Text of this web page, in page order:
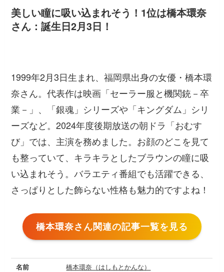
美しい瞳に吸い込まれそう！1位は橋本環奈
さん：誕生日2月3日！
1999年2月3日生まれ、福岡県出身の女優・橋本環
奈さん。代表作は映画「セーラー服と機関銃－卒
業－」、「銀魂」シリーズや「キングダム」シリ
ーズなど。2024年度後期放送の朝ドラ「おむす
び」では、主演を務めました。お顔のどこを見て
も整っていて、キラキラとしたブラウンの瞳に吸
い込まれそう。バラエティ番組でも活躍できる、
さっぱりとした飾らない性格も魅力的ですよね！
橋本環奈さん関連の記事一覧を見る
名前
橋本環奈（はしもとかんな）